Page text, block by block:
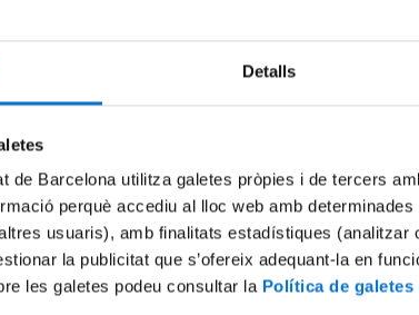
Detalls
de Barcelona utilitza galetes pròpies i de tercers
perquè accediu al lloc web amb
usuaris), amb finalitats estadístiques
la publicitat que s’ofereix adequant-la en
les galetes podeu consultar la Política de